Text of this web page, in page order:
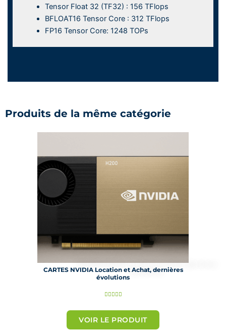
Tensor Float 32 (TF32) : 156 TFlops
BFLOAT16 Tensor Core : 312 TFlops
FP16 Tensor Core: 1248 TOPs
Produits de la même catégorie
CARTES NVIDIA Location et Achat, dernières
évolutions
N
t
é
VOIR LE PRODUIT